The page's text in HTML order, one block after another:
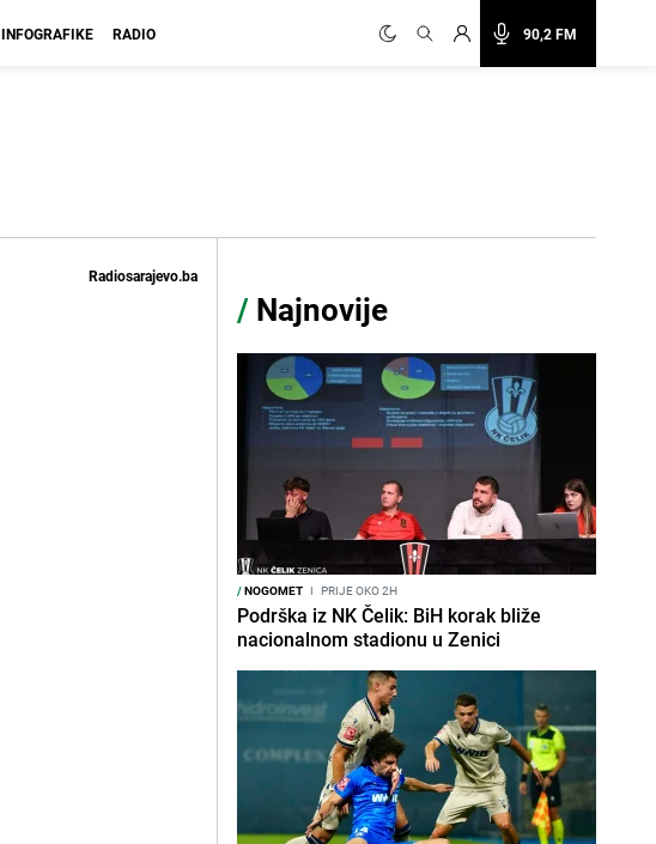
90,2 FM
INFOGRAFIKE RADIO
Radiosarajevo.ba
/ Najnovije
/NOGOMET I PRIJE OKO 2H
Podrška iz NK Čelik: BiH korak bliže
nacionalnom stadionu u Zenici